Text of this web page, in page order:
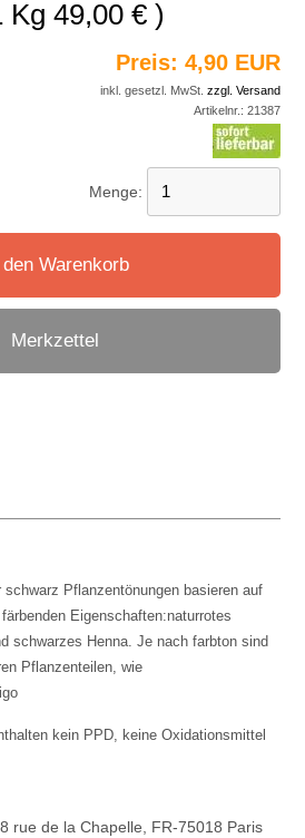
Kg 49,00 € )
Preis: 4,90 EUR
inkl. gesetzl. MwSt. zzgl. Versand
Artikelnr.: 21387
Menge:
den Warenkorb
Merkzettel
schwarz Pflanzentönungen basieren auf
Eigenschaften:naturrotes
schwarzes Henna. Je nach farbton sind
Pflanzenteilen, wie
kein PPD, keine Oxidationsmittel
rue de la Chapelle, FR-75018 Paris